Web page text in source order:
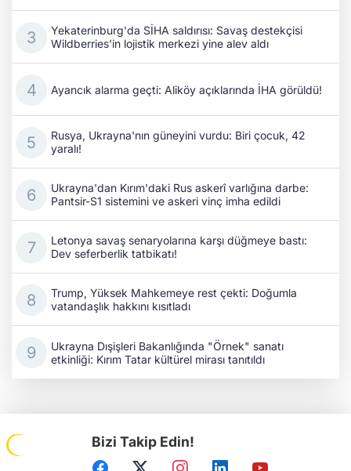
Yekaterinburg'da SİHA saldırısı: Savaş destekçisi
Wildberries'in lojistik merkezi yine alev aldı
Ayancık alarma geçti: Aliköy açıklarında İHA görüldü!
Rusya, Ukrayna'nın güneyini vurdu: Biri çocuk, 42
yaralı!
Ukrayna'dan Kırım'daki Rus askerî varlığına darbe:
Pantsir-S1 sistemini ve askeri vinç imha edildi
Letonya savaş senaryolarına karşı düğmeye bastı:
Dev seferberlik tatbikatı!
Trump, Yüksek Mahkemeye rest çekti: Doğumla
vatandaşlık hakkını kısıtladı
Ukrayna Dışişleri Bakanlığında "Örnek" sanatı
etkinliği: Kırım Tatar kültürel mirası tanıtıldı
Bizi Takip Edin!